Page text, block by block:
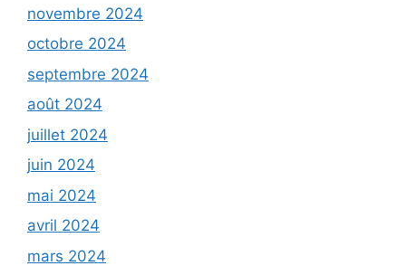
novembre 2024
octobre 2024
septembre 2024
août 2024
juillet 2024
juin 2024
mai 2024
avril 2024
mars 2024